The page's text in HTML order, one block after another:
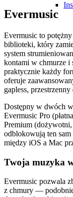
Evermusic
Evermusic to
biblioteki, który
system
kontami w chmurze i
praktycznie każdy
oferuje
gapless,
Dostępny w dwóch
Evermusic Pro
Premium
odblokowują ten
między iOS a Mac
Twoja muzyka
Evermusic pozwala
z chmury —